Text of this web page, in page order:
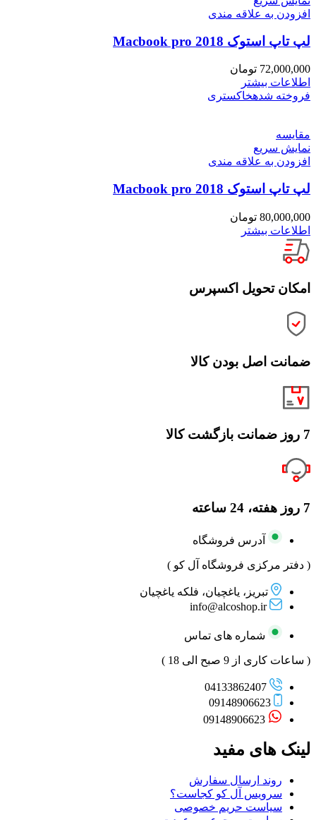
افزودن به علاقه مندی
لپ تاپ استوک Macbook pro 2018
72,000,000 تومان
اطلاعات بیشتر
فروخته شدهخاکستری
مقايسه
نمایش سریع
افزودن به علاقه مندی
لپ تاپ استوک Macbook pro 2018
80,000,000 تومان
اطلاعات بیشتر
امکان تحویل اکسپرس
ضمانت اصل بودن کالا
7 روز ضمانت بازگشت کالا
7 روز هفته، 24 ساعته
آدرس فروشگاه
( دفتر مرکزی فروشگاه آل کو )
تبریز، یاغچیان، فلکه یاغچیان
info@alcoshop.ir
شماره های تماس
( ساعات کاری از 9 صبح الی 18 )
04133862407
09148906623
09148906623
لینک های مفید
روند ارسال سفارش
سرویس آل کو کجاست؟
سیاست حریم خصوصی